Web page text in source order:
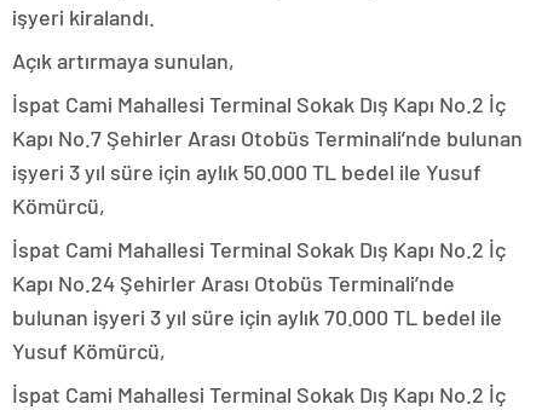
işyeri kiralandı.
Açık artırmaya sunulan,
İspat Cami Mahallesi Terminal Sokak Dış Kapı No.2 İç
Kapı No.7 Şehirler Arası Otobüs Terminali’nde bulunan
işyeri 3 yıl süre için aylık 50.000 TL bedel ile Yusuf
Kömürcü,
İspat Cami Mahallesi Terminal Sokak Dış Kapı No.2 İç
Kapı No.24 Şehirler Arası Otobüs Terminali’nde
bulunan işyeri 3 yıl süre için aylık 70.000 TL bedel ile
Yusuf Kömürcü,
İspat Cami Mahallesi Terminal Sokak Dış Kapı No.2 İç